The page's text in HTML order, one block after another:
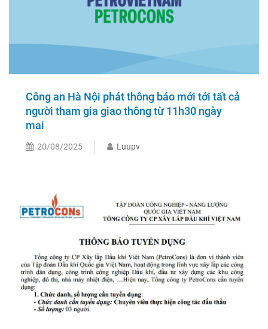
Công an Hà Nội phát thông báo mới tới tất cả
người tham gia giao thông từ 11h30 ngày
mai
20/08/2025 Luupv